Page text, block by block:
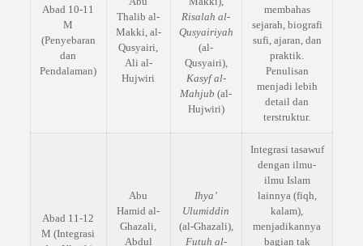
Abad 10-11
M
(Penyebaran
dan
Pendalaman)
Thalib al-
Makki, al-
Qusyairi,
Ali al-
Hujwiri
Risalah al-
Qusyairiyah
(al-
Qusyairi),
Kasyf al-
Mahjub (al-
Hujwiri)
membahas
sejarah, biografi
sufi, ajaran, dan
praktik.
Penulisan
menjadi lebih
detail dan
terstruktur.
Abad 11-12
M (Integrasi
Abu
Hamid al-
Ghazali,
Abdul
Ihya’
Ulumiddin
(al-Ghazali),
Futuh al-
Integrasi tasawuf
dengan ilmu-
ilmu Islam
lainnya (fiqh,
kalam),
menjadikannya
bagian tak